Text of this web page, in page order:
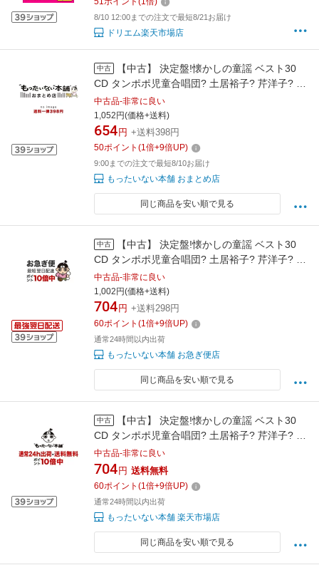
8/10 12:00までの注文で最短8/21お届け
ドリエム楽天市場店
中古
【中古】 決定盤!懐かしの童謡 ベスト30
CD タンポポ児童合唱団? 土居裕子? 芹洋子? 斉
藤伸子? 塩野雅子? NHK東京放送児童合唱団?
クロスロード・レディース・アンサン / / [CD]
【宅配便出荷】
中古品-非常に良い
1,052円(価格+送料)
654 円 +送料398円
50ポイント (1倍+9倍UP)
9:00までの注文で最短8/10お届け
もったいない本舗 おまとめ店
同じ商品を安い順で見る
中古
【中古】 決定盤!懐かしの童謡 ベスト30
CD タンポポ児童合唱団? 土居裕子? 芹洋子? 斉
藤伸子? 塩野雅子? NHK東京放送児童合唱団?
クロスロード・レディース・アンサ / / [CD]【ネ
コポス発送】
中古品-非常に良い
1,002円(価格+送料)
704 円 +送料298円
60ポイント (1倍+9倍UP)
通常24時間以内出荷
もったいない本舗 お急ぎ便店
同じ商品を安い順で見る
中古
【中古】 決定盤!懐かしの童謡 ベスト30
CD タンポポ児童合唱団? 土居裕子? 芹洋子? 斉
藤伸子? 塩野雅子? NHK東京放送児童合唱団?
クロスロ / / [CD]【メール便送料無料】【最短翌
日配達対応】
中古品-非常に良い
704 円 送料無料
60ポイント (1倍+9倍UP)
通常24時間以内出荷
もったいない本舗 楽天市場店
同じ商品を安い順で見る